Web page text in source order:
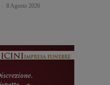
8 Agosto 2026